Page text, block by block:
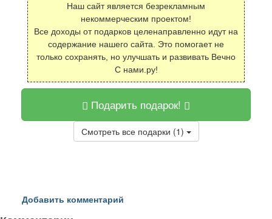
Наш сайт является безрекламным
некоммерческим проектом!
Все доходы от подарков целенаправленно идут на
содержание нашего сайта. Это помогает не
только сохранять, но улучшать и развивать Вечно
С нами.ру!
Подарить подарок!
Смотреть все подарки (1)
Добавить комментарий